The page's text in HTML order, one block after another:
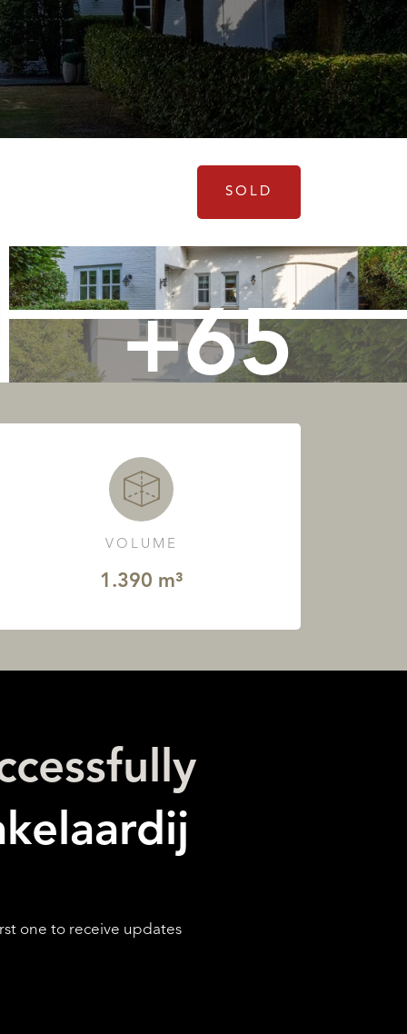
SOLD
+65
VOLUME
1.390 m³
one to receive updates
SERVICES